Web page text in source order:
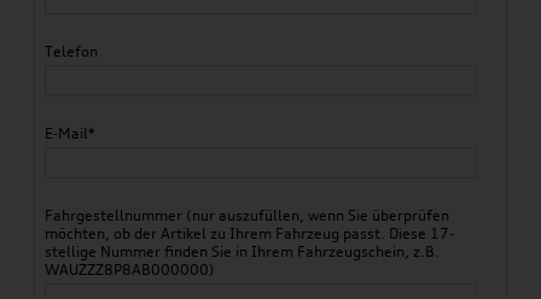
Telefon
E-Mail*
Fahrgestellnummer (nur auszufüllen, wenn Sie überprüfen
möchten, ob der Artikel zu Ihrem Fahrzeug passt. Diese 17-
stellige Nummer finden Sie in Ihrem Fahrzeugschein, z.B.
WAUZZZ8P8AB000000)